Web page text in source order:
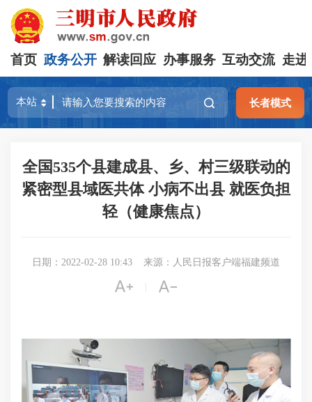
首页 政务公开 解读回应 办事服务 互动交流 走进
长者模式
全国535个县建成县、乡、村三级联动的
紧密型县域医共体 小病不出县 就医负担
轻（健康焦点）
日期：2022-02-28 10:43 来源：人民日报客户端福建频道
 